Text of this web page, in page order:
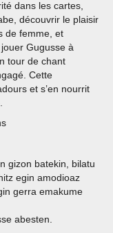
dans les cartes,
découvrir le plaisir
de femme, et
Gugusse à
tour de chant
Cette
et s’en nourrit
gizon batekin, bilatu
egin amodioaz
gerra emakume
abesten.